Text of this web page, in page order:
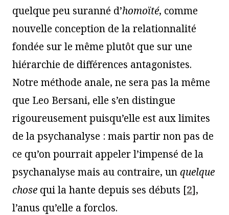
quelque peu suranné d’homoïté, comme
nouvelle conception de la relationnalité
fondée sur le même plutôt que sur une
hiérarchie de différences antagonistes.
Notre méthode anale, ne sera pas la même
que Leo Bersani, elle s’en distingue
rigoureusement puisqu’elle est aux limites
de la psychanalyse : mais partir non pas de
ce qu’on pourrait appeler l’impensé de la
psychanalyse mais au contraire, unquelque
chose qui la hante depuis ses débuts [2],
l’anus qu’elle a forclos.